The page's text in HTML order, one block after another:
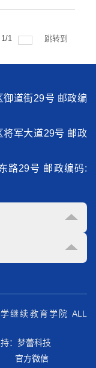
1/1 跳转到
道街29号 邮政编
军大道29号 邮政
路29号 邮政编码:
继续教育学院 ALL
：梦蕾科技
官方微信